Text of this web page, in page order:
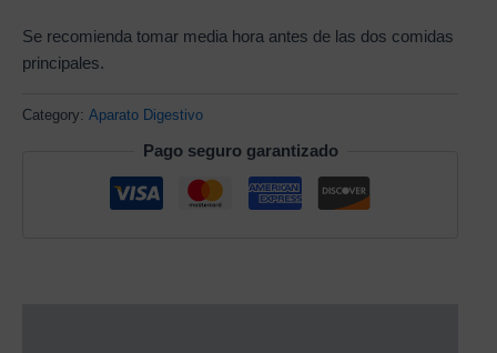
Se recomienda tomar media hora antes de las dos comidas
principales.
Category: Aparato Digestivo
Pago seguro garantizado